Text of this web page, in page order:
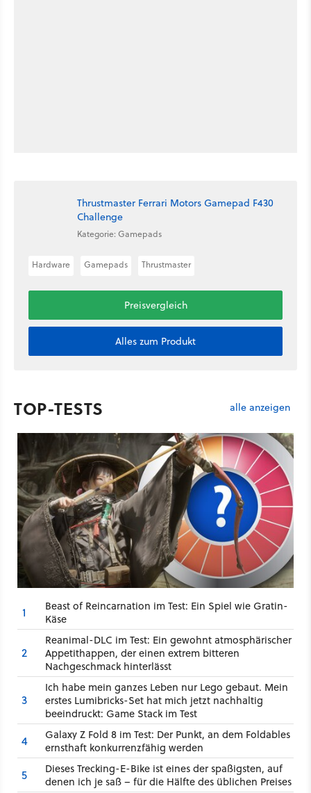
Thrustmaster Ferrari Motors Gamepad F430
Challenge
Kategorie: Gamepads
Hardware Gamepads Thrustmaster
Preisvergleich
Alles zum Produkt
TOP-TESTS alle anzeigen
1
Beast of Reincarnation im Test: Ein Spiel wie Gratin-
Käse
2
Reanimal-DLC im Test: Ein gewohnt atmosphärischer
Appetithappen, der einen extrem bitteren
Nachgeschmack hinterlässt
3
Ich habe mein ganzes Leben nur Lego gebaut. Mein
erstes Lumibricks-Set hat mich jetzt nachhaltig
beeindruckt: Game Stack im Test
4
Galaxy Z Fold 8 im Test: Der Punkt, an dem Foldables
ernsthaft konkurrenzfähig werden
5
Dieses Trecking-E-Bike ist eines der spaßigsten, auf
denen ich je saß – für die Hälfte des üblichen Preises